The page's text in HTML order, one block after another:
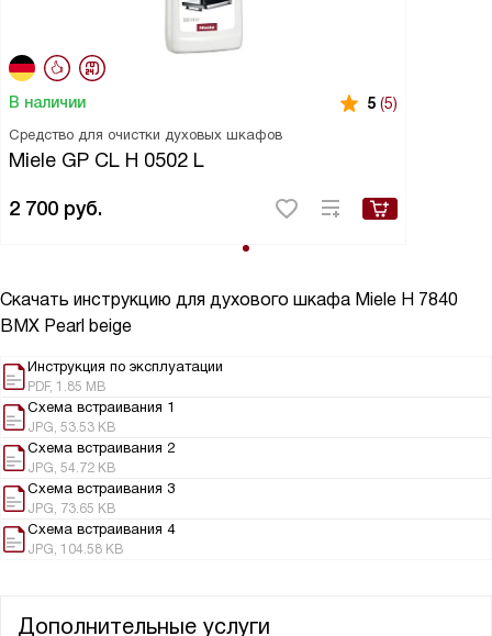
В наличии 5 (5)
Средство для очистки духовых шкафов
Miele GP CL H 0502 L
2 700 руб.
Скачать инструкцию для духового шкафа Miele H 7840
BMX Pearl beige
Инструкция по эксплуатации
PDF, 1.85 MB
Схема встраивания 1
JPG, 53.53 KB
Схема встраивания 2
JPG, 54.72 KB
Схема встраивания 3
JPG, 73.65 KB
Схема встраивания 4
JPG, 104.58 KB
Дополнительные услуги